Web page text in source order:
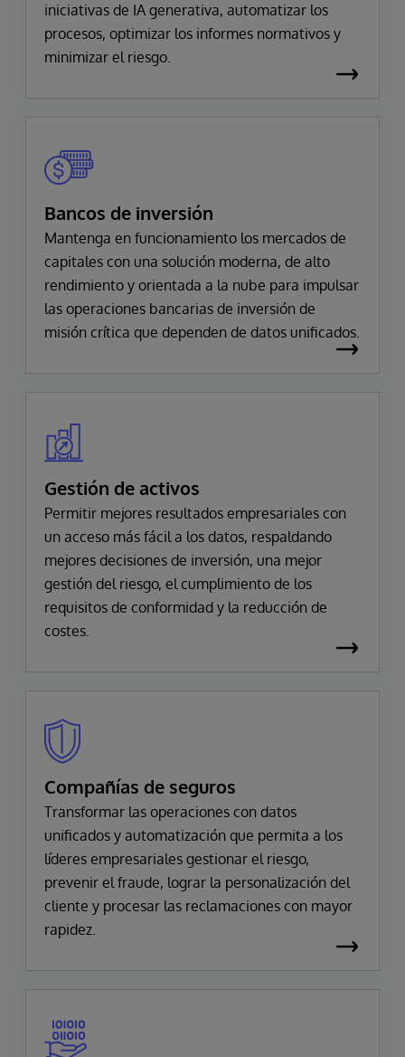
iniciativas de IA generativa, automatizar los
procesos, optimizar los informes normativos y
minimizar el riesgo.
Bancos de inversión
Mantenga en funcionamiento los mercados de
capitales con una solución moderna, de alto
rendimiento y orientada a la nube para impulsar
las operaciones bancarias de inversión de
misión crítica que dependen de datos unificados.
Gestión de activos
Permitir mejores resultados empresariales con
un acceso más fácil a los datos, respaldando
mejores decisiones de inversión, una mejor
gestión del riesgo, el cumplimiento de los
requisitos de conformidad y la reducción de
costes.
Compañías de seguros
Transformar las operaciones con datos
unificados y automatización que permita a los
líderes empresariales gestionar el riesgo,
prevenir el fraude, lograr la personalización del
cliente y procesar las reclamaciones con mayor
rapidez.